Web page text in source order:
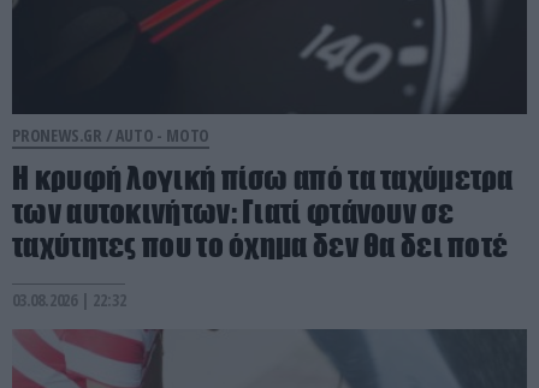
PRONEWS.GR /AUTO - MOTO
Η κρυφή λογική πίσω από τα ταχύμετρα
των αυτοκινήτων: Γιατί φτάνουν σε
ταχύτητες που το όχημα δεν θα δει ποτέ
03.08.2026 | 22:32